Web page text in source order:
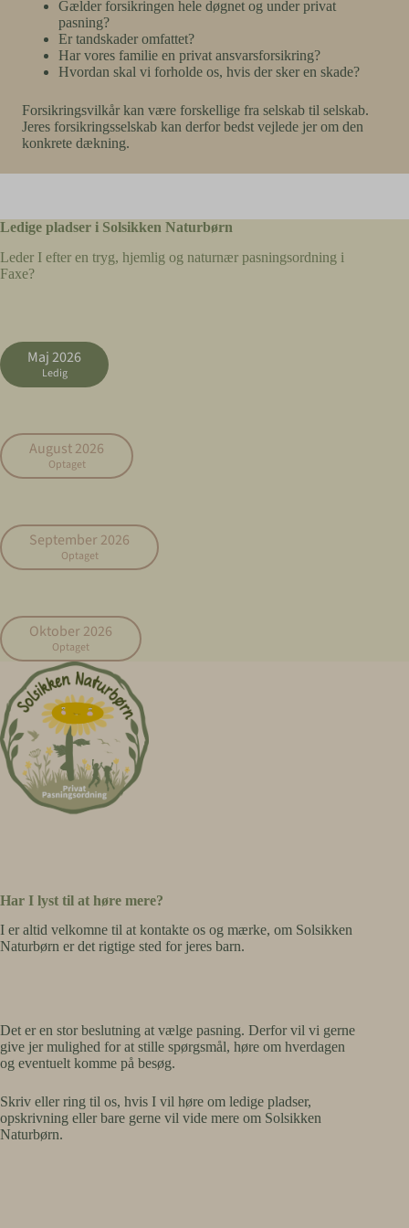
Gælder forsikringen hele døgnet og under privat
pasning?
Er tandskader omfattet?
Har vores familie en privat ansvarsforsikring?
Hvordan skal vi forholde os, hvis der sker en skade?
Forsikringsvilkår kan være forskellige fra selskab til selskab.
Jeres forsikringsselskab kan derfor bedst vejlede jer om den
konkrete dækning.
Ledige pladser i Solsikken Naturbørn
Leder I efter en tryg, hjemlig og naturnær pasningsordning i
Faxe?
Maj 2026
Ledig
August 2026
Optaget
September 2026
Optaget
Oktober 2026
Optaget
Har I lyst til at høre mere?
I er altid velkomne til at kontakte os og mærke, om Solsikken
Naturbørn er det rigtige sted for jeres barn.
Det er en stor beslutning at vælge pasning. Derfor vil vi gerne
give jer mulighed for at stille spørgsmål, høre om hverdagen
og eventuelt komme på besøg.
Skriv eller ring til os, hvis I vil høre om ledige pladser,
opskrivning eller bare gerne vil vide mere om Solsikken
Naturbørn.
fcdn.answerly.io
fx_profilematching.safetoopen.com
newassets.hcaptcha.com
optimize-v2.b-cdn.net
optimizerwpc.b-cdn.net
re.answerly.io
solsikkenprivatpas13425.zapwp.com
static.xx.fbcdn.net
www.gstatic.com
www.hcaptcha.com